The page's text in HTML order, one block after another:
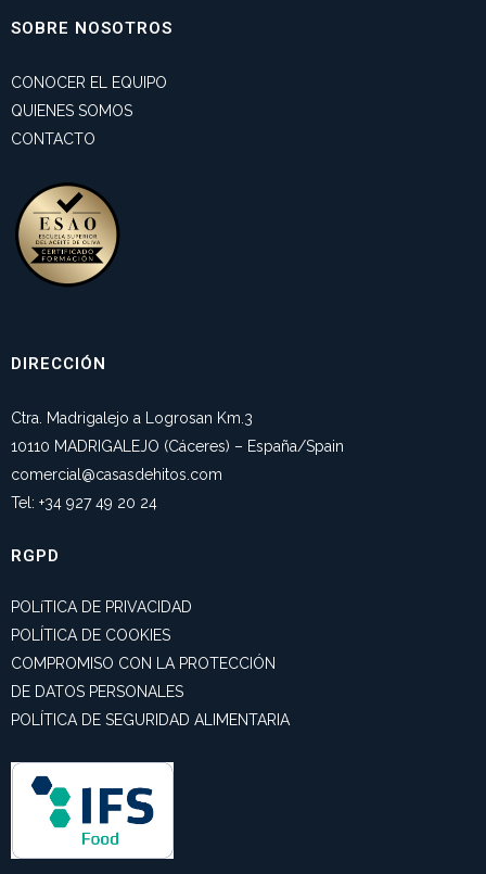
SOBRE NOSOTROS
CONOCER EL EQUIPO
QUIENES SOMOS
CONTACTO
DIRECCIÓN
Ctra. Madrigalejo a Logrosan Km.3
10110 MADRIGALEJO (Cáceres) – España/Spain
comercial@casasdehitos.com
Tel: +34 927 49 20 24
RGPD
POLíTICA DE PRIVACIDAD
POLÍTICA DE COOKIES
COMPROMISO CON LA PROTECCIÓN
DE DATOS PERSONALES
POLÍTICA DE SEGURIDAD ALIMENTARIA